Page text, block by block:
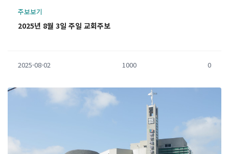
주보보기
2025년 8월 3일 주일 교회주보
2025-08-02 1000 0